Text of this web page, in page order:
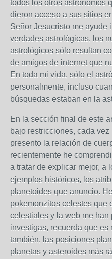
todos los otros astrónomos
dieron acceso a sus sitios
Señor Jesucristo me ayude
verdades astrológicas, los
astrológicos sólo resultan
de amigos de internet que
En toda mi vida, sólo el
personalmente, incluso
búsquedas estaban en la
En la sección final de este
bajo restricciones, cada
presento la relación de
recientemente he
a tratar de explicar mejor, a
ejemplos históricos, los
planetoides que anuncio.
pokemonzitos celestes que
celestiales y la web me han
investigas, recuerda que es
también, las posiciones
planetas y asteroides más